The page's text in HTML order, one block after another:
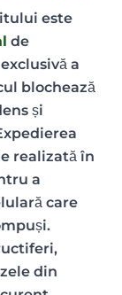
este
de
a
blochează
și
realizată în
a
care
din